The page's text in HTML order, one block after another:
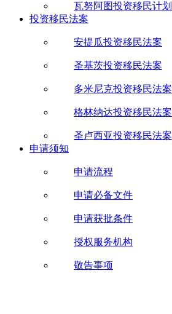
瓦努阿图投资移民计划
投资移民法案
安提瓜投资移民法案
圣基茨投资移民法案
多米尼克投资移民法案
格林纳达投资移民法案
圣卢西亚投资移民法案
申请须知
申请流程
申请必备文件
申请获批条件
授权服务机构
敬告事项